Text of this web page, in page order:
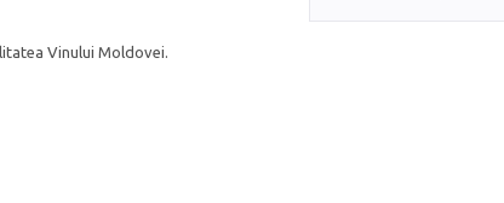
Vinului Moldovei.